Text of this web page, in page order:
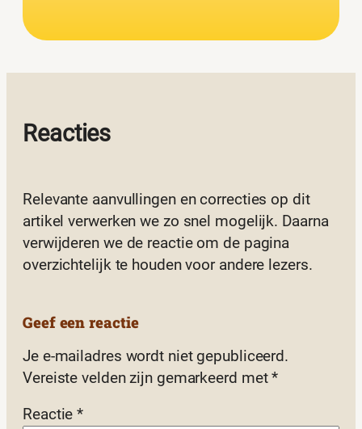
Reacties
Relevante aanvullingen en correcties op dit
artikel verwerken we zo snel mogelijk. Daarna
verwijderen we de reactie om de pagina
overzichtelijk te houden voor andere lezers.
Geef een reactie
Je e-mailadres wordt niet gepubliceerd.
Vereiste velden zijn gemarkeerd met*
Reactie*